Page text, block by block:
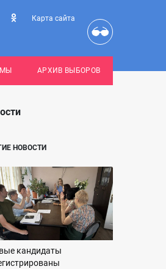
Карта сайта
АРХИВ ВЫБОРОВ
НОВОСТИ
кандидаты